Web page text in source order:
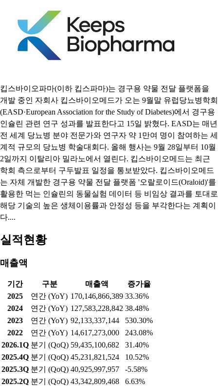
킵스바이오파마(이하 킵스파마)는 경구용 약물 전달 플랫폼을
개발 중인 자회사 킵스바이오메드가 오는 9월말 유럽당뇨병학회
(EASD·European Association for the Study of Diabetes)에서 경구용
인슐린 관련 연구 성과를 발표한다고 15일 밝혔다. EASD는 매년
전 세계 당뇨병 분야 전문가와 연구자 약 1만여 명이 참여하는 세
계적 규모의 당뇨병 학술대회다. 올해 행사는 9월 28일부터 10월
2일까지 이탈리아 밀라노에서 열린다. 킵스바이오메드는 최근
학회 측으로부터 구두발표 일정을 통보받았다. 킵스바이오메드
는 자체 개발한 경구용 약물 전달 플랫폼 '오랄로이드(Oraloid)'를
활용한 먹는 인슐린의 동물실험 데이터 등 비임상 결과를 토대로
해당 기술의 높은 생체이용률과 안정성 등을 부각한다는 계획이
다....
실적현황
매출액
기간 구분 매출액
증가율
2025
연간 (YoY) 170,146,866,389 33.36%
2024
연간 (YoY) 127,583,228,842 38.48%
2023
연간 (YoY) 92,133,337,144
530.30%
2022
연간 (YoY) 14,617,273,000
243.08%
2026.1Q 분기 (QoQ) 59,435,100,682
31.40%
2025.4Q 분기 (QoQ) 45,231,821,524
10.52%
2025.3Q 분기 (QoQ) 40,925,997,957
-5.58%
2025.2Q 분기 (QoQ) 43,342,809,468 6.63%